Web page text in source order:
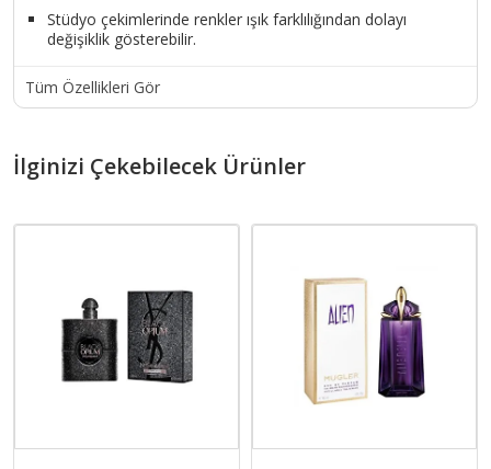
Stüdyo çekimlerinde renkler ışık farklılığından dolayı
değişiklik gösterebilir.
Tüm Özellikleri Gör
İlginizi Çekebilecek Ürünler